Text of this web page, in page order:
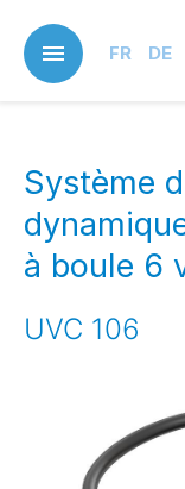
main
content
FR DE
Système
à boule 6
UVC 106